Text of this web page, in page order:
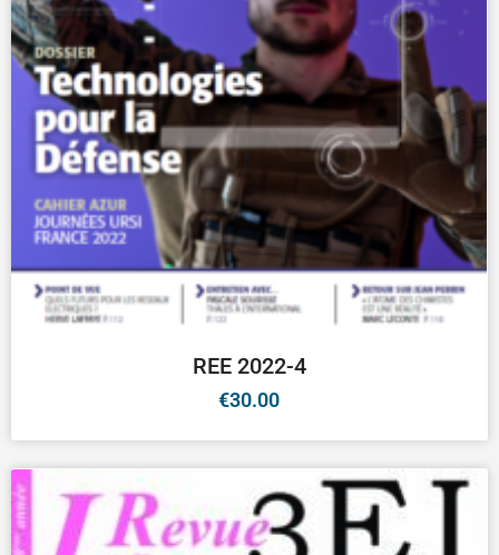
REE 2022-4
€30.00